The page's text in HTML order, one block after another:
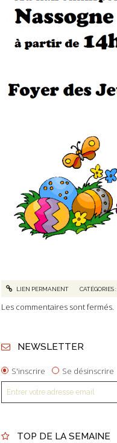
LIEN PERMANENT CATÉGORIES :
Les commentaires sont fermés.
NEWSLETTER
S'inscrire Se désinscrire
TOP DE LA SEMAINE